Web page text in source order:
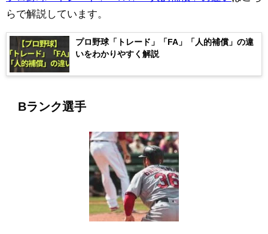
らで解説しています。
プロ野球「トレード」「FA」「人的補償」の違
いをわかりやすく解説
Bランク選手